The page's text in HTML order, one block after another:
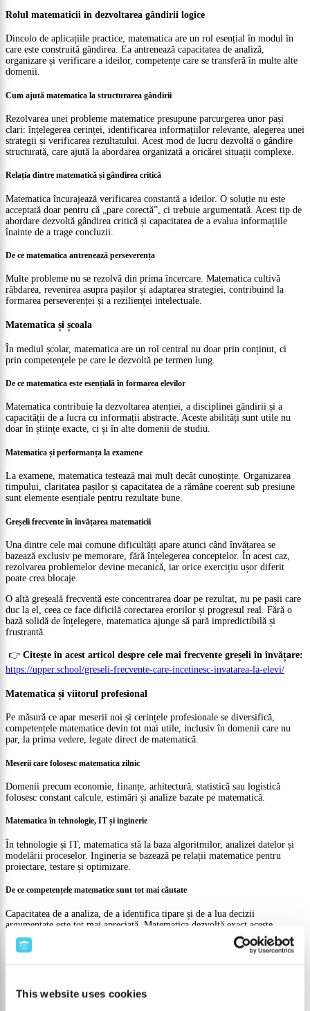
This website uses cookies
Rolul matematicii în dezvoltarea gândirii logice
Dincolo de aplicațiile practice, matematica are un rol esențial în modul în
care este construită gândirea. Ea antrenează capacitatea de analiză,
organizare și verificare a ideilor, competențe care se transferă în multe alte
domenii.
Cum ajută matematica la structurarea gândirii
Rezolvarea unei probleme matematice presupune parcurgerea unor pași
clari: înțelegerea cerinței, identificarea informațiilor relevante, alegerea unei
strategii și verificarea rezultatului. Acest mod de lucru dezvoltă o gândire
structurată, care ajută la abordarea organizată a oricărei situații complexe.
Relația dintre matematică și gândirea critică
Matematica încurajează verificarea constantă a ideilor. O soluție nu este
acceptată doar pentru că „pare corectă”, ci trebuie argumentată. Acest tip de
abordare dezvoltă gândirea critică și capacitatea de a evalua informațiile
înainte de a trage concluzii.
De ce matematica antrenează perseverența
Multe probleme nu se rezolvă din prima încercare. Matematica cultivă
răbdarea, revenirea asupra pașilor și adaptarea strategiei, contribuind la
formarea perseverenței și a rezilienței intelectuale.
Matematica și școala
În mediul școlar, matematica are un rol central nu doar prin conținut, ci
prin competențele pe care le dezvoltă pe termen lung.
De ce matematica este esențială în formarea elevilor
Matematica contribuie la dezvoltarea atenției, a disciplinei gândirii și a
capacității de a lucra cu informații abstracte. Aceste abilități sunt utile nu
doar în științe exacte, ci și în alte domenii de studiu.
Matematica și performanța la examene
La examene, matematica testează mai mult decât cunoștințe. Organizarea
timpului, claritatea pașilor și capacitatea de a rămâne coerent sub presiune
sunt elemente esențiale pentru rezultate bune.
Greșeli frecvente în învățarea matematicii
Una dintre cele mai comune dificultăți apare atunci când învățarea se
bazează exclusiv pe memorare, fără înțelegerea conceptelor. În acest caz,
rezolvarea problemelor devine mecanică, iar orice exercițiu ușor diferit
poate crea blocaje.
O altă greșeală frecventă este concentrarea doar pe rezultat, nu pe pașii care
duc la el, ceea ce face dificilă corectarea erorilor și progresul real. Fără o
bază solidă de înțelegere, matematica ajunge să pară impredictibilă și
frustrantă.
👉 Citește în acest articol despre cele mai frecvente greșeli în învățare:
https://upper.school/greseli-frecvente-care-incetinesc-invatarea-la-elevi/
Matematica și viitorul profesional
Pe măsură ce apar meserii noi și cerințele profesionale se diversifică,
competențele matematice devin tot mai utile, inclusiv în domenii care nu
par, la prima vedere, legate direct de matematică.
Meserii care folosesc matematica zilnic
Domenii precum economie, finanțe, arhitectură, statistică sau logistică
folosesc constant calcule, estimări și analize bazate pe matematică.
Matematica în tehnologie, IT și inginerie
În tehnologie și IT, matematica stă la baza algoritmilor, analizei datelor și
modelării proceselor. Ingineria se bazează pe relații matematice pentru
proiectare, testare și optimizare.
De ce competențele matematice sunt tot mai căutate
Capacitatea de a analiza, de a identifica tipare și de a lua decizii
argumentate este tot mai apreciată. Matematica dezvoltă exact aceste
competențe, motiv pentru care rămâne relevantă în multe domenii
profesionale.
Dificultățile întâlnite în matematică sunt adesea legate de abordare, nu de